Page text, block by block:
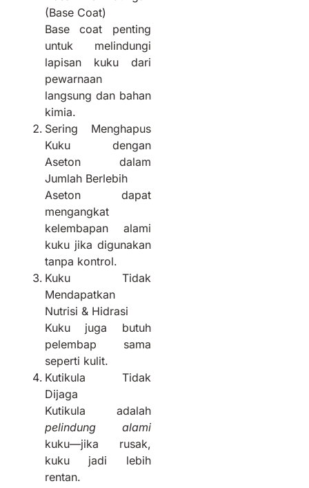
(Base Coat)
Base coat penting
untuk melindungi
lapisan kuku dari
pewarnaan
langsung dan bahan
kimia.
Sering Menghapus
Kuku dengan
Aseton dalam
Jumlah Berlebih
Aseton dapat
mengangkat
kelembapan alami
kuku jika digunakan
tanpa kontrol.
Kuku Tidak
Mendapatkan
Nutrisi & Hidrasi
Kuku juga butuh
pelembap sama
seperti kulit.
Kutikula Tidak
Dijaga
Kutikula adalah
pelindung alami
kuku—jika rusak,
kuku jadi lebih
rentan.